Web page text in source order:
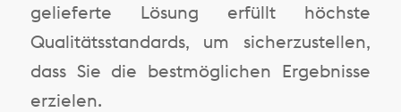
gelieferte Lösung erfüllt höchste
Qualitätsstandards, um sicherzustellen,
dass Sie die bestmöglichen Ergebnisse
erzielen.